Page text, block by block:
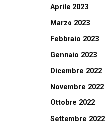
Aprile 2023
Marzo 2023
Febbraio 2023
Gennaio 2023
Dicembre 2022
Novembre 2022
Ottobre 2022
Settembre 2022